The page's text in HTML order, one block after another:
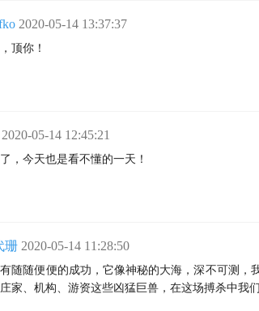
2020-05-14 13:37:37
顶你！
2020-05-14 12:45:21
，今天也是看不懂的一天！
珊 2020-05-14 11:28:50
随随便便的成功，它像神秘的大海，深不可测
家、机构、游资这些凶猛巨兽，在这场搏杀中我